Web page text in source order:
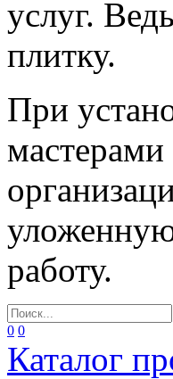
услуг.
плитку.
При
мастерами
работу.
0 0
Каталог